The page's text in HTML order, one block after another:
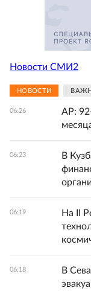
Новости СМИ2
НОВОСТИ
06:26
AP:
06:23
В
06:19
На II
06:18
В